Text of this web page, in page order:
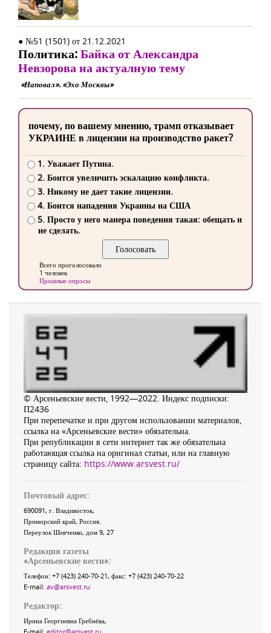
● №51 (1501) от 21.12.2021
Политика:Байка от Александра
Невзорова на актуалную тему
«Наповал». «Эхо Москвы»
почему, по вашему мнению, трамп отказывает
УКРАИНЕ в лицензии на производство ракет?
1. Уважает Путина.
2. Боится увеличить эскалацию конфликта.
3. Никому не дает такие лицензии.
4. Боится нападения Украины на США
5. Просто у него манера поведения такая: обещать и
не сделать.
Всего проголосовало
1 человек
Прошлые опросы
© Арсеньевские вести, 1992—2022. Индекс подписки:
П2436
При перепечатке и при другом использовании материалов,
ссылка на «Арсеньевские вести» обязательна.
При републикации в сети интернет так же обязательна
работающая ссылка на оригинал статьи, или на главную
страницу сайта: https://www.arsvest.ru/
Почтовый адрес:
690091, г. Владивосток,
Приморский край, Россия
Переулок Шевченко, дом 9, 27
Редакция газеты
«Арсеньевские вести»:
Телефон: +7 (423) 240-70-21, факс: +7 (423) 240-70-22
E-mail: av@arsvest.ru
Редактор:
Ирина Георгиевна Гребнёва,